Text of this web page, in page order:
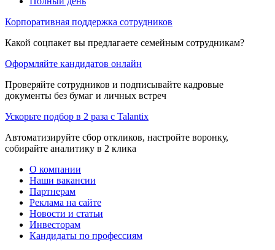
Корпоративная поддержка сотрудников
Какой соцпакет вы предлагаете семейным сотрудникам?
Оформляйте кандидатов онлайн
Проверяйте сотрудников и подписывайте кадровые
документы без бумаг и личных встреч
Ускорьте подбор в 2 раза с Talantix
Автоматизируйте сбор откликов, настройте воронку,
собирайте аналитику в 2 клика
О компании
Наши вакансии
Партнерам
Реклама на сайте
Новости и статьи
Инвесторам
Кандидаты по профессиям